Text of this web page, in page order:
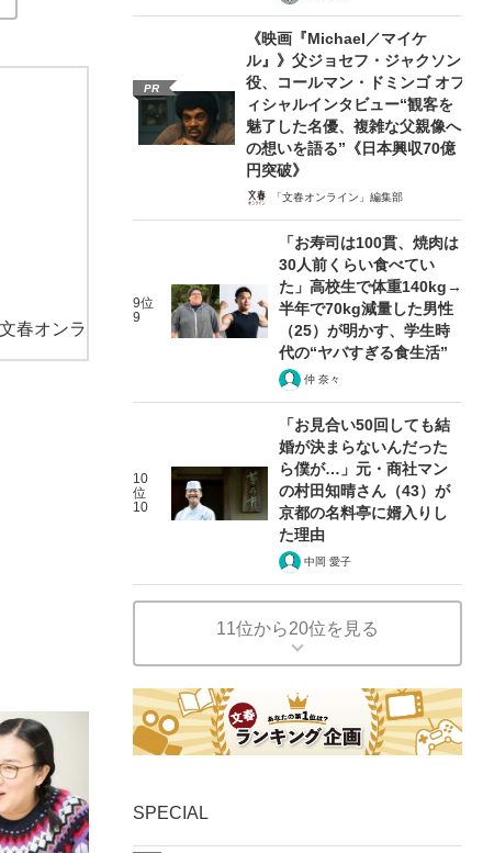
春オンラ
PR
《映画『Michael／マイケ
ル』》父ジョセフ・ジャクソン
役、コールマン・ドミンゴ オフ
ィシャルインタビュー“観客を
魅了した名優、複雑な父親像へ
の想いを語る”《日本興収70億
円突破》
「文春オンライン」編集部
9位
9
「お寿司は100貫、焼肉は
30人前くらい食べてい
た」高校生で体重140kg→
半年で70kg減量した男性
（25）が明かす、学生時
代の“ヤバすぎる食生活”
仲 奈々
10
位
10
「お見合い50回しても結
婚が決まらないんだった
ら僕が…」元・商社マン
の村田知晴さん（43）が
京都の名料亭に婿入りし
た理由
中岡 愛子
11位から20位を見る
SPECIAL